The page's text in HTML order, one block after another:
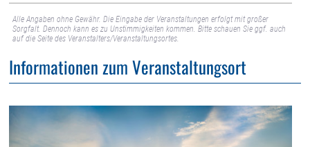
Alle Angaben ohne Gewähr. Die Eingabe der Veranstaltungen erfolgt mit großer
Sorgfalt. Dennoch kann es zu Unstimmigkeiten kommen. Bitte schauen Sie ggf. auch
auf die Seite des Veranstalters/Veranstaltungsortes.
Informationen zum Veranstaltungsort